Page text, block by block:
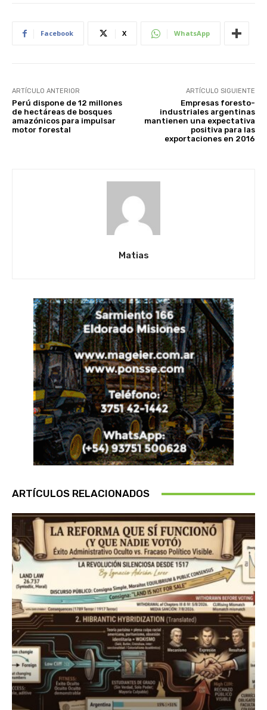
Facebook X WhatsApp
ARTÍCULO ANTERIOR
Perú dispone de 12 millones
de hectáreas de bosques
amazónicos para impulsar
motor forestal
ARTÍCULO SIGUIENTE
Empresas foresto-
industriales argentinas
mantienen una expectativa
positiva para las
exportaciones en 2016
Matias
ARTÍCULOS RELACIONADOS